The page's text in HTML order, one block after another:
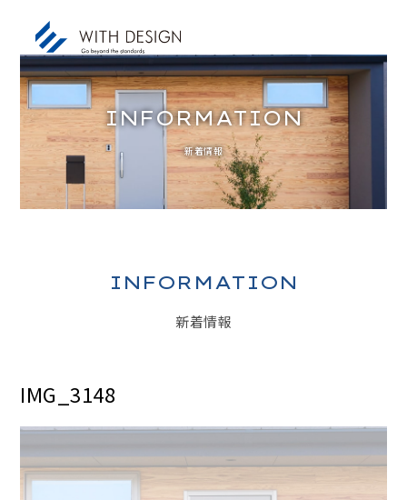
お知らせ / INFORMATION
人生設計 / LIFE PLAN
家づくりのコンセプト / CONCEPT
アフターサービス / AFTER SERVICE
施工事例 / DESIGN IMAGE
INFORMATION
新着情報
INFORMATION
新着情報
IMG_3148